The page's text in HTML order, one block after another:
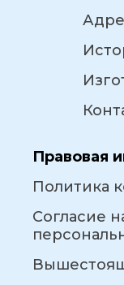
Правовая
Политика
Согласие